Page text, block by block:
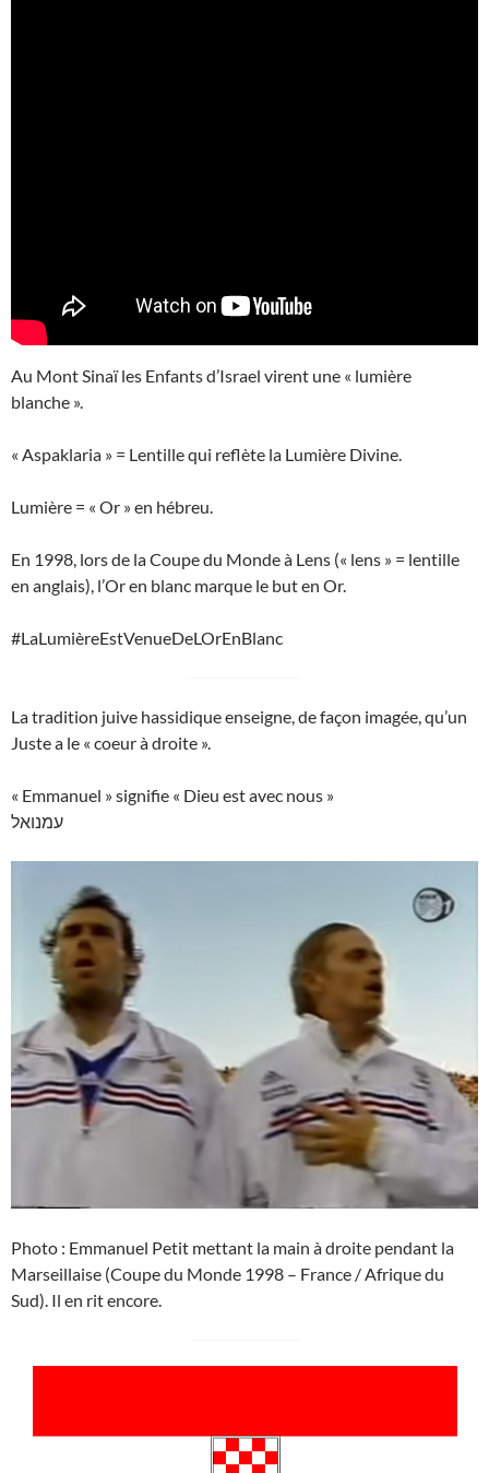
Au Mont Sinaï les Enfants d’Israel virent une « lumière
blanche ».
« Aspaklaria » = Lentille qui reflète la Lumière Divine.
Lumière = « Or » en hébreu.
En 1998, lors de la Coupe du Monde à Lens (« lens » = lentille
en anglais), l’Or en blanc marque le but en Or.
#LaLumièreEstVenueDeLOrEnBlanc
La tradition juive hassidique enseigne, de façon imagée, qu’un
Juste a le « coeur à droite ».
« Emmanuel » signifie « Dieu est avec nous »
עמנואל
Photo : Emmanuel Petit mettant la main à droite pendant la
Marseillaise (Coupe du Monde 1998 – France / Afrique du
Sud). Il en rit encore.